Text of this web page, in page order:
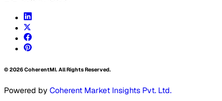
©2026CoherentMI. All Rights Reserved.
Powered by Coherent Market Insights Pvt. Ltd.